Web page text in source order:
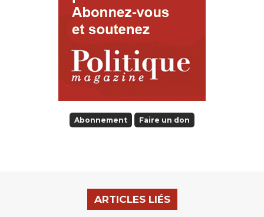
Abonnement Faire un don
ARTICLES LIÉS